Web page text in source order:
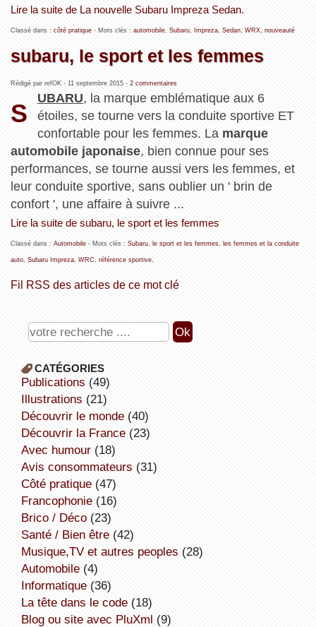
Lire la suite de La nouvelle Subaru Impreza Sedan.
Classé dans : côté pratique- Mots clés : automobile, Subaru, Impreza, Sedan, WRX, nouveauté
subaru, le sport et les femmes
Rédigé par refOK - 11 septembre 2015- 2 commentaires
S
UBARU, la marque emblématique aux 6
étoiles, se tourne vers la conduite sportive ET
confortable pour les femmes. La marque
automobile japonaise, bien connue pour ses
performances, se tourne aussi vers les femmes, et
leur conduite sportive, sans oublier un ' brin de
confort ', une affaire à suivre ...
Lire la suite de subaru, le sport et les femmes
Classé dans : Automobile- Mots clés : Subaru, le sport et les femmes, les femmes et la conduite
auto, Subaru Impreza, WRC référence sportive,
Fil RSS des articles de ce mot clé
CATÉGORIES
publications (49)
illustrations (21)
découvrir le monde(40)
découvrir la France(23)
avec humour(18)
avis consommateurs (31)
côté pratique(47)
Francophonie(16)
Brico / Déco(23)
Santé / Bien être(42)
Musique,TV et autres peoples (28)
Automobile(4)
informatique(36)
la tête dans le code(18)
Blog ou site avec PluXml (9)